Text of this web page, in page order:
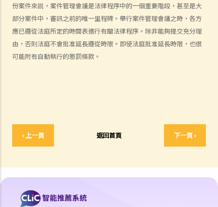
份案件來說，案件管理會議是法律程序中的一個重要階段，甚至是大
部分案件中，審訊之前的唯一里程碑。舉行案件管理會議之時，各方
應已遵從法庭所定的時間表進行有關法律程序。除非能夠提交充分理
由，否則法庭不會批准延長遵從時限。即使法庭批准延長時限，也很
可能附有自動執行的懲罰條款。
‹ 上一頁 返回首頁 下一頁 ›
何謂「人身傷害」？
我受傷後，何時可提出申索？
如何就人身傷害提出申索？
人身傷害訴訟所涉的法律程序
6. 證明書（收費安排）
9. 核對表評檢及案件管理問卷
11. 審訊前的覆核